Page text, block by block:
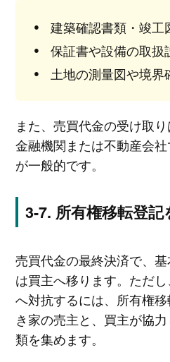
建築確認書類・竣
保証書や設備の取扱
土地の測量図や境界
また、売買代金の受け取り
金融機関または不動産会
が一般的です。
所有権移転登記
売買代金の最終決済で、
は買主へ移ります。ただ
へ対抗するには、所有権
き家の売主と、買主が協
類を集めます。